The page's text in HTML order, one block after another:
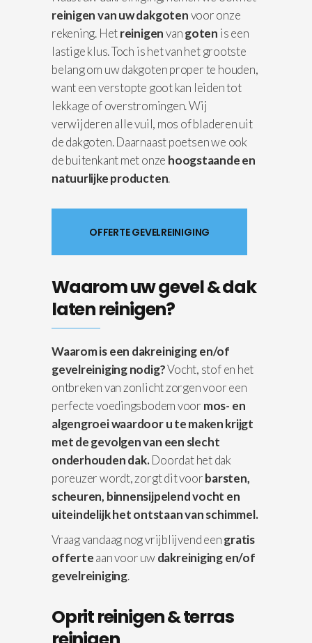
reinigen van uw dakgotenvoor onze
rekening. Hetreinigenvangoten is een
lastige klus. Toch is het van het grootste
belang om uw dakgoten proper te houden,
want een verstopte goot kan leiden tot
lekkage of overstromingen. Wij
verwijderen alle vuil, mos of bladeren uit
de dakgoten. Daarnaast poetsen we ook
de buitenkant met onze hoogstaande en
natuurlijke producten.
OFFERTE GEVELREINIGING
Waarom uw gevel & dak
laten reinigen?
Waarom is een dakreiniging en/of
gevelreiniging nodig?Vocht, stof en het
ontbreken van zonlicht zorgen voor een
perfecte voedingsbodem voor mos- en
algengroei waardoor u te maken krijgt
met de gevolgen van een slecht
onderhouden dak.Doordat het dak
poreuzer wordt, zorgt dit voorbarsten,
scheuren, binnensijpelend vocht en
uiteindelijk het ontstaan van schimmel.
Vraag vandaag nog vrijblijvend eengratis
offerteaan voor uwdakreiniging en/of
gevelreiniging.
Oprit reinigen & terras